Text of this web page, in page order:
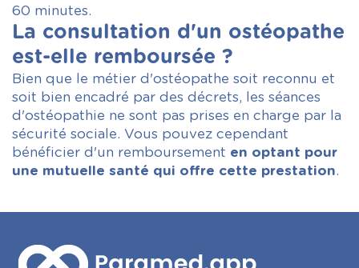
60 minutes.
La consultation d'un ostéopathe
est-elle remboursée ?
Bien que le métier d'ostéopathe soit reconnu et
soit bien encadré par des décrets, les séances
d'ostéopathie ne sont pas prises en charge par la
sécurité sociale. Vous pouvez cependant
bénéficier d'un remboursement en optant pour
une mutuelle santé qui offre cette prestation.